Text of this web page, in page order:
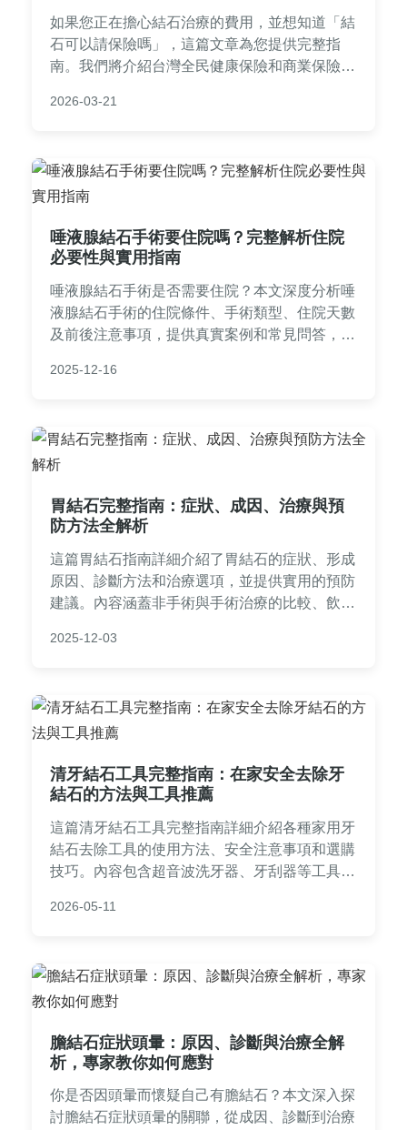
如果您正在擔心結石治療的費用，並想知道「結
石可以請保險嗎」，這篇文章為您提供完整指
南。我們將介紹台灣全民健康保險和商業保險如
式的理賠情況。詳細說明申請流程、所需文件、
險，減輕經濟壓力。
2026-03-21
唾液腺結石手術要住院嗎？完整解析住院
必要性與實用指南
唾液腺結石手術是否需要住院？本文深度分析唾
液腺結石手術的住院條件、手術類型、住院天數
及前後注意事項，提供真實案例和常見問答，幫
少手術焦慮。內容基於醫療專業知識，實用性
2025-12-16
胃結石完整指南：症狀、成因、治療與預
防方法全解析
這篇胃結石指南詳細介紹了胃結石的症狀、形成
原因、診斷方法和治療選項，並提供實用的預防
建議。內容涵蓋非手術與手術治療的比較、飲食
石並做出明智決策。適合有胃部不適或想預防胃
2025-12-03
清牙結石工具完整指南：在家安全去除牙
結石的方法與工具推薦
這篇清牙結石工具完整指南詳細介紹各種家用牙
結石去除工具的使用方法、安全注意事項和選購
技巧。內容包含超音波洗牙器、牙刮器等工具比
幫助你在家安全有效地維護口腔健康。
2026-05-11
膽結石症狀頭暈：原因、診斷與治療全解
析，專家教你如何應對
你是否因頭暈而懷疑自己有膽結石？本文深入探
討膽結石症狀頭暈的關聯，從成因、診斷到治療